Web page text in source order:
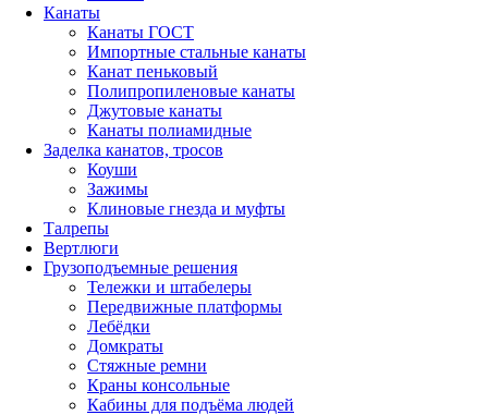
Канаты
Канаты ГОСТ
Импортные стальные канаты
Канат пеньковый
Полипропиленовые канаты
Джутовые канаты
Канаты полиамидные
Заделка канатов, тросов
Коуши
Зажимы
Клиновые гнезда и муфты
Талрепы
Вертлюги
Грузоподъемные решения
Тележки и штабелеры
Передвижные платформы
Лебёдки
Домкраты
Стяжные ремни
Краны консольные
Кабины для подъёма людей